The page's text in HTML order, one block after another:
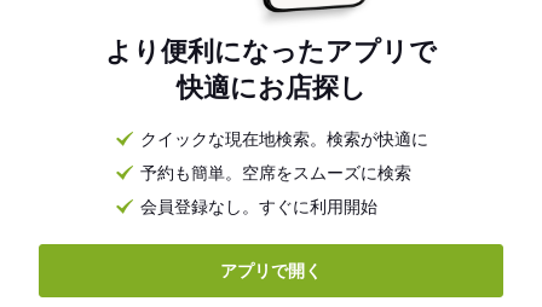
より便利になったアプリで
快適にお店探し
クイックな現在地検索。検索が快適に
予約も簡単。空席をスムーズに検索
会員登録なし。すぐに利用開始
アプリで開く